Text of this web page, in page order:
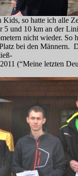
so hatte ich alle
und 10 km an der
nicht wieder. So
bei den Männern.
(“Meine letzten